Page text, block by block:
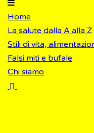
Home
La salute dalla A alla Z
Stili di vita,
Falsi miti e bufale
Chi siamo